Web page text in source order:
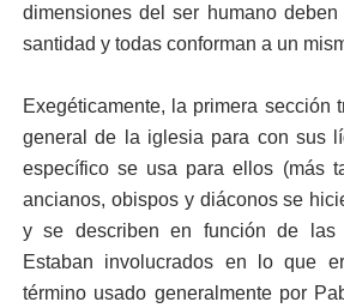
dimensiones del ser humano
santidad y todas conforman a un
Exegéticamente, la primera sección
general de la iglesia para con sus
específico se usa para ellos (más
ancianos, obispos y diáconos se
y se describen en función de las
Estaban involucrados en lo que
término usado generalmente por